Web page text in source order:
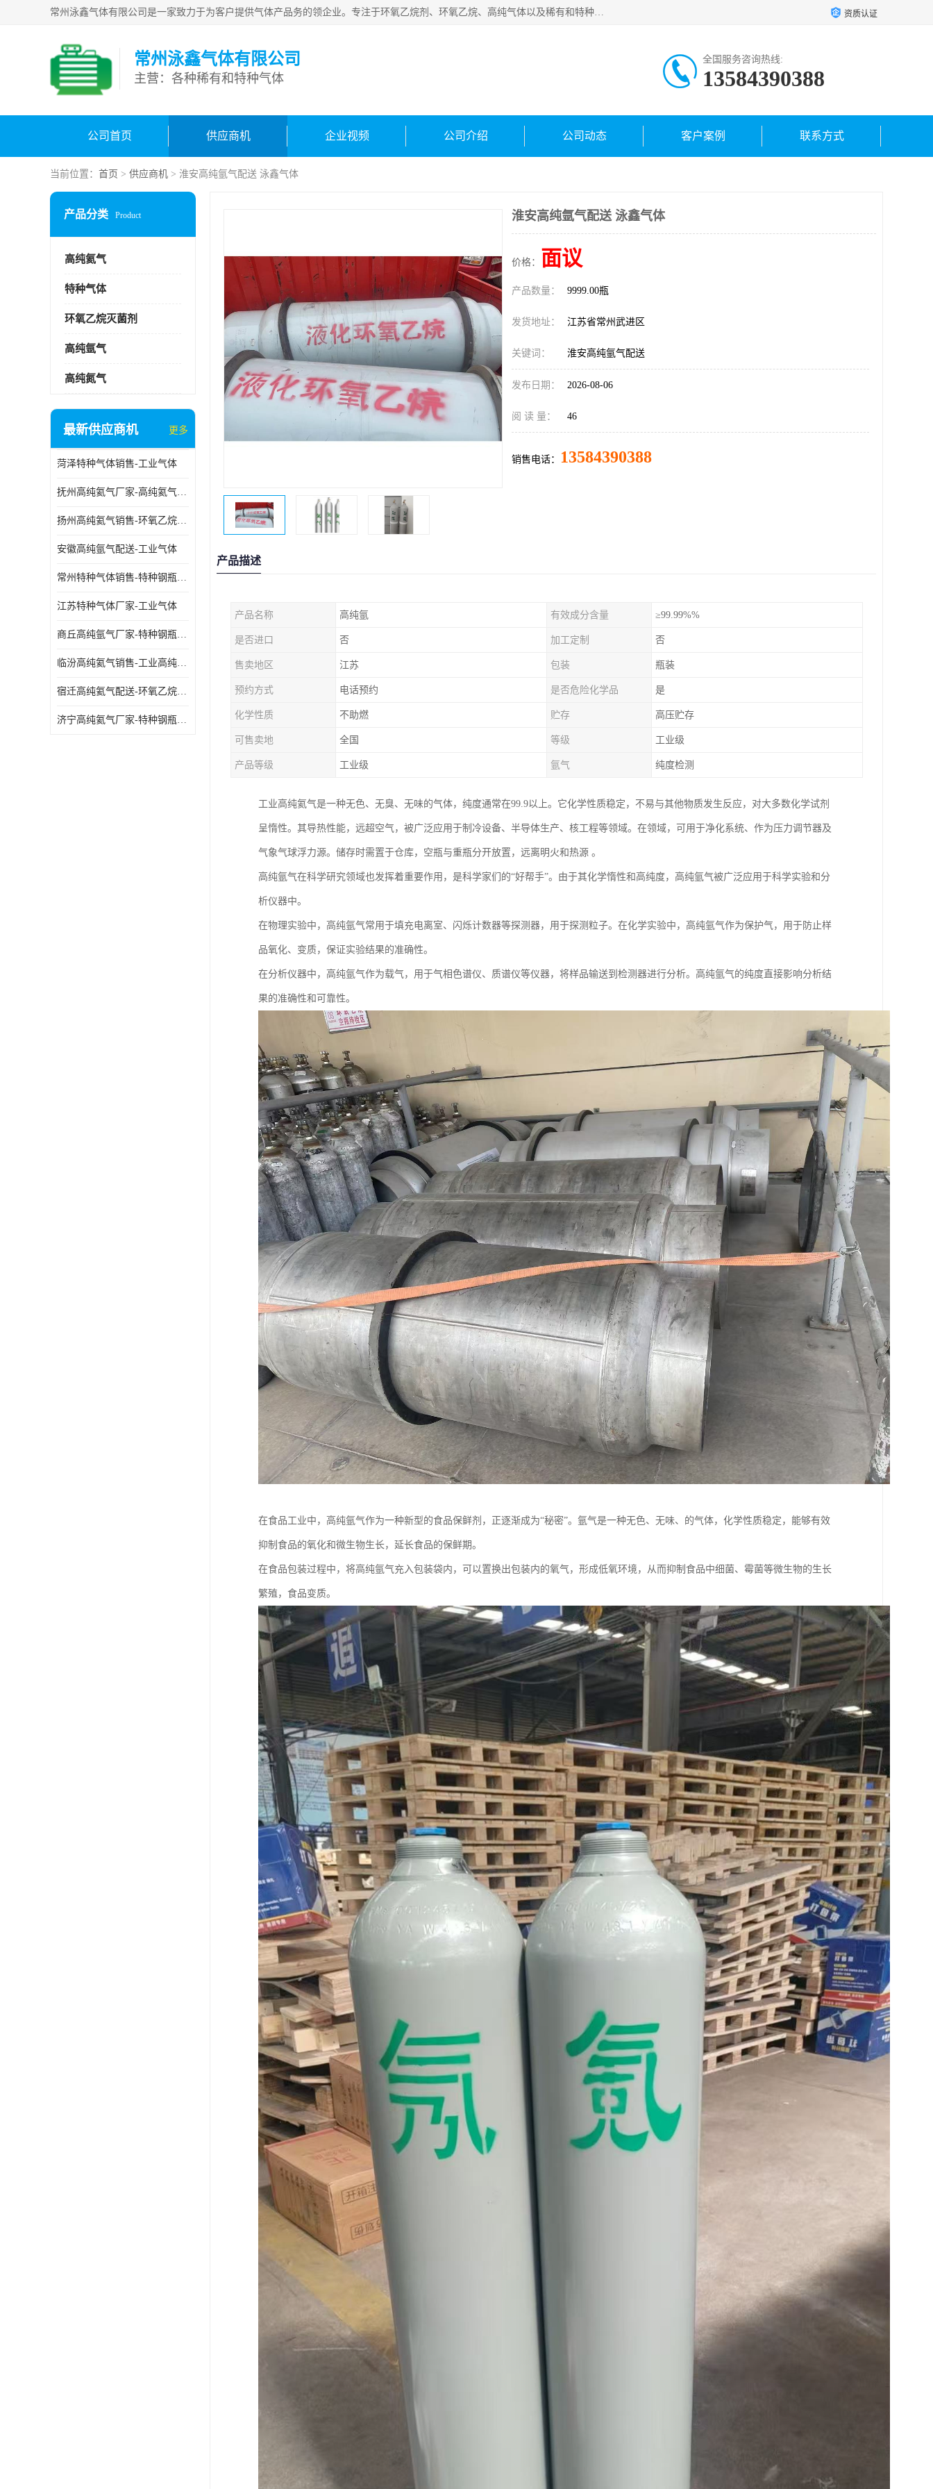
常州泳鑫气体有限公司是一家致力于为客户提供气体产品务的领企业。专注于环氧乙烷剂、环氧乙烷、高纯气体以及稀有和特种气体的研发、生产、销售和配送，产品广泛应用于医疗、电子、科研、化工、食品等多个领域。主要产品有：环氧乙烷灭菌剂，环氧乙烷，高纯氩，氮，氪，氙，氖，氘，笑，氦，氢，氧等各种稀有和特种气体。 资质认证
常州泳鑫气体有限公司
主营：各种稀有和特种气体
全国服务咨询热线:
13584390388
公司首页 供应商机 企业视频 公司介绍 公司动态 客户案例 联系方式
当前位置： 首页 > 供应商机 > 淮安高纯氩气配送 泳鑫气体
产品分类 Product
高纯氦气
特种气体
环氧乙烷灭菌剂
高纯氩气
高纯氮气
最新供应商机 更多
菏泽特种气体销售-工业气体
抚州高纯氦气厂家-高纯氦气标准气体
扬州高纯氦气销售-环氧乙烷灭菌剂
安徽高纯氩气配送-工业气体
常州特种气体销售-特种钢瓶年检配件销售
江苏特种气体厂家-工业气体
商丘高纯氩气厂家-特种钢瓶年检配件销售
临汾高纯氦气销售-工业高纯氦气
宿迁高纯氦气配送-环氧乙烷灭菌剂
济宁高纯氦气厂家-特种钢瓶年检配件销售
淮安高纯氩气配送 泳鑫气体
价格： 面议
产品数量： 9999.00瓶
发货地址： 江苏省常州武进区
关键词： 淮安高纯氩气配送
发布日期： 2026-08-06
阅 读 量： 46
销售电话： 13584390388
产品描述
产品名称 高纯氩 有效成分含量 ≥99.99%%
是否进口 否 加工定制 否
售卖地区 江苏 包装 瓶装
预约方式 电话预约 是否危险化学品 是
化学性质 不助燃 贮存 高压贮存
可售卖地 全国 等级 工业级
产品等级 工业级 氩气 纯度检测
工业高纯氦气是一种无色、无臭、无味的气体，纯度通常在99.9以上。它化学性质稳定，不易与其他物质发生反应，对大多数化学试剂
呈惰性。其导热性能，远超空气，被广泛应用于制冷设备、半导体生产、核工程等领域。在领域，可用于净化系统、作为压力调节器及
气象气球浮力源。储存时需置于仓库，空瓶与重瓶分开放置，远离明火和热源 。
高纯氩气在科学研究领域也发挥着重要作用，是科学家们的“好帮手”。由于其化学惰性和高纯度，高纯氩气被广泛应用于科学实验和分
析仪器中。
在物理实验中，高纯氩气常用于填充电离室、闪烁计数器等探测器，用于探测粒子。在化学实验中，高纯氩气作为保护气，用于防止样
品氧化、变质，保证实验结果的准确性。
在分析仪器中，高纯氩气作为载气，用于气相色谱仪、质谱仪等仪器，将样品输送到检测器进行分析。高纯氩气的纯度直接影响分析结
果的准确性和可靠性。
在食品工业中，高纯氩气作为一种新型的食品保鲜剂，正逐渐成为“秘密”。氩气是一种无色、无味、的气体，化学性质稳定，能够有效
抑制食品的氧化和微生物生长，延长食品的保鲜期。
在食品包装过程中，将高纯氩气充入包装袋内，可以置换出包装内的氧气，形成低氧环境，从而抑制食品中细菌、霉菌等微生物的生长
繁殖，食品变质。